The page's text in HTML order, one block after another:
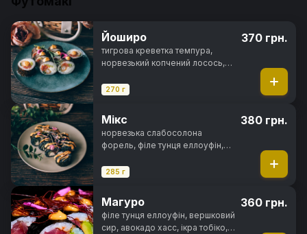
Йоширо
тигрова креветка темпура,
норвезький копчений лосось,
салат айсберг, спайсі соус, норі,
270 г
370 грн.
Мікс
норвезька слабосолона
форель, філе тунця еллоуфін,
огірок, чорнила каракатиці,
285 г
380 грн.
Магуро
філе тунця еллоуфін, вершковий
сир, авокадо хасс, ікра тобіко,
360 грн.